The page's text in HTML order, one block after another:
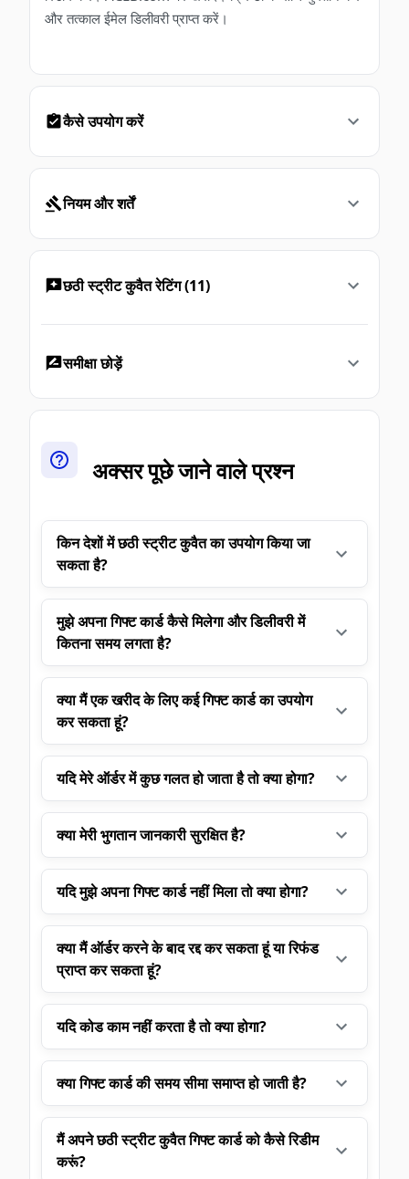
और तत्काल ईमेल डिलीवरी प्राप्त करें।
कैसे उपयोग करें
नियम और शर्तें
छठी स्ट्रीट कुवैत रेटिंग (11)
समीक्षा छोड़ें
अक्सर पूछे जाने वाले प्रश्न
किन देशों में छठी स्ट्रीट कुवैत का उपयोग किया जा
सकता है?
मुझे अपना गिफ्ट कार्ड कैसे मिलेगा और डिलीवरी में
कितना समय लगता है?
क्या मैं एक खरीद के लिए कई गिफ्ट कार्ड का उपयोग
कर सकता हूं?
यदि मेरे ऑर्डर में कुछ गलत हो जाता है तो क्या होगा?
क्या मेरी भुगतान जानकारी सुरक्षित है?
यदि मुझे अपना गिफ्ट कार्ड नहीं मिला तो क्या होगा?
क्या मैं ऑर्डर करने के बाद रद्द कर सकता हूं या रिफंड
प्राप्त कर सकता हूं?
यदि कोड काम नहीं करता है तो क्या होगा?
क्या गिफ्ट कार्ड की समय सीमा समाप्त हो जाती है?
मैं अपने छठी स्ट्रीट कुवैत गिफ्ट कार्ड को कैसे रिडीम
करूं?